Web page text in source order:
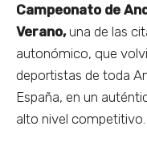
Campeonato de
Verano,una de las
autonómico, que
deportistas de toda
España, en un
alto nivel competitivo.